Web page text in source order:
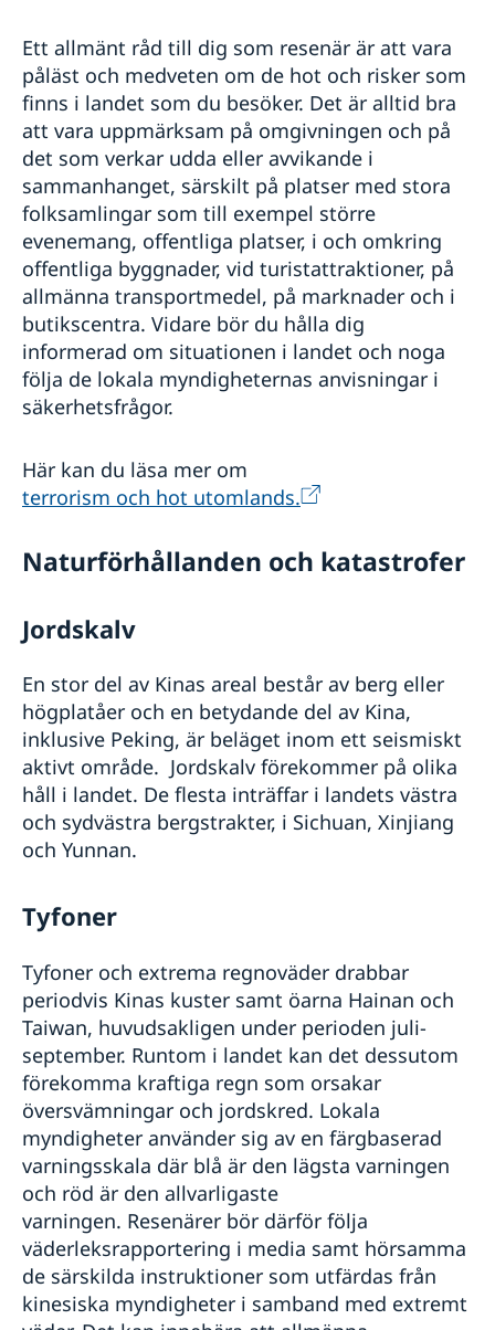
Ett allmänt råd till dig som resenär är att vara
påläst och medveten om de hot och risker som
finns i landet som du besöker. Det är alltid bra
att vara uppmärksam på omgivningen och på
det som verkar udda eller avvikande i
sammanhanget, särskilt på platser med stora
folksamlingar som till exempel större
evenemang, offentliga platser, i och omkring
offentliga byggnader, vid turistattraktioner, på
allmänna transportmedel, på marknader och i
butikscentra. Vidare bör du hålla dig
informerad om situationen i landet och noga
följa de lokala myndigheternas anvisningar i
säkerhetsfrågor.
Här kan du läsa mer om
terrorism och hot utomlands.
Naturförhållanden och katastrofer
Jordskalv
En stor del av Kinas areal består av berg eller
högplatåer och en betydande del av Kina,
inklusive Peking, är beläget inom ett seismiskt
aktivt område. Jordskalv förekommer på olika
håll i landet. De flesta inträffar i landets västra
och sydvästra bergstrakter, i Sichuan, Xinjiang
och Yunnan.
Tyfoner
Tyfoner och extrema regnoväder drabbar
periodvis Kinas kuster samt öarna Hainan och
Taiwan, huvudsakligen under perioden juli-
september. Runtom i landet kan det dessutom
förekomma kraftiga regn som orsakar
översvämningar och jordskred. Lokala
myndigheter använder sig av en färgbaserad
varningsskala där blå är den lägsta varningen
och röd är den allvarligaste
varningen. Resenärer bör därför följa
väderleksrapportering i media samt hörsamma
de särskilda instruktioner som utfärdas från
kinesiska myndigheter i samband med extremt